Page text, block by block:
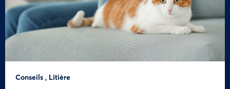
Conseils , Litière